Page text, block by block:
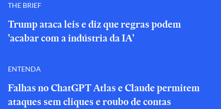
THE BRIEF
Trump ataca leis e diz que regras podem
'acabar com a indústria da IA'
ENTENDA
Falhas no ChatGPT Atlas e Claude permitem
ataques sem cliques e roubo de contas